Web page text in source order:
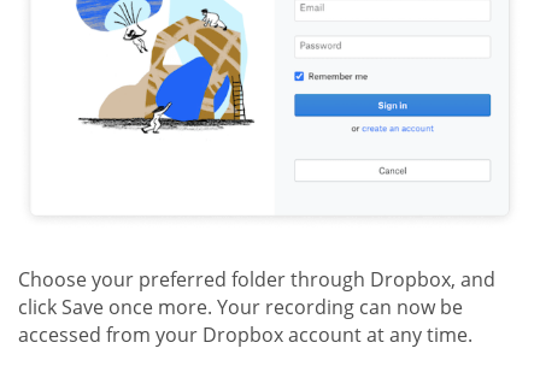
Choose your preferred folder through Dropbox, and
click Save once more. Your recording can now be
accessed from your Dropbox account at any time.